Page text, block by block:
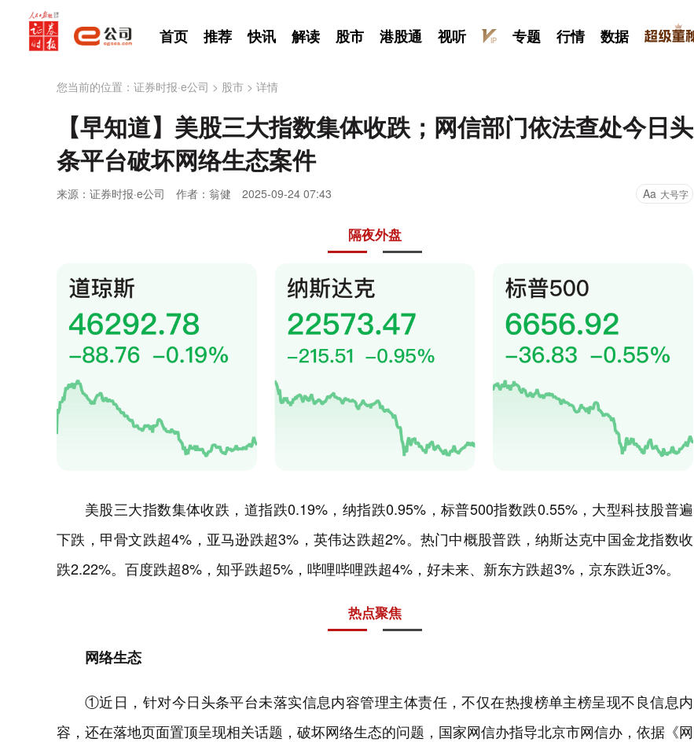
首页 推荐 快讯 解读 股市 港股通 视听 专题 行情 数据
您当前的位置： 证券时报·e公司 > 股市 > 详情
【早知道】美股三大指数集体收跌；网信部门依法查处今日头
条平台破坏网络生态案件
来源：证券时报·e公司 作者：翁健 2025-09-24 07:43 Aa 大号字
隔夜外盘
美股三大指数集体收跌，道指跌0.19%，纳指跌0.95%，标普500指数跌0.55%，大型科技股普遍
下跌，甲骨文跌超4%，亚马逊跌超3%，英伟达跌超2%。热门中概股普跌，纳斯达克中国金龙指数收
跌2.22%。百度跌超8%，知乎跌超5%，哔哩哔哩跌超4%，好未来、新东方跌超3%，京东跌近3%。
热点聚焦
网络生态
①近日，针对今日头条平台未落实信息内容管理主体责任，不仅在热搜榜单主榜呈现不良信息内
容，还在落地页面置顶呈现相关话题，破坏网络生态的问题，国家网信办指导北京市网信办，依据《网